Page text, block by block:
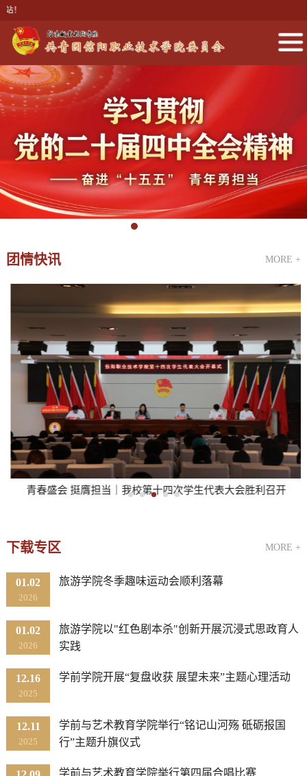
团情快讯 MORE +
青春盛会 挺膺担当｜我校第十四次学生代表大会胜利召开
下载专区 MORE +
01.02
2026
旅游学院冬季趣味运动会顺利落幕
01.02
2026
旅游学院以"红色剧本杀"创新开展沉浸式思政育人
实践
12.16
2025
学前学院开展“复盘收获 展望未来”主题心理活动
12.11
2025
学前与艺术教育学院举行“铭记山河殇 砥砺报国
行”主题升旗仪式
学前与艺术教育学院举行第四届合唱比赛